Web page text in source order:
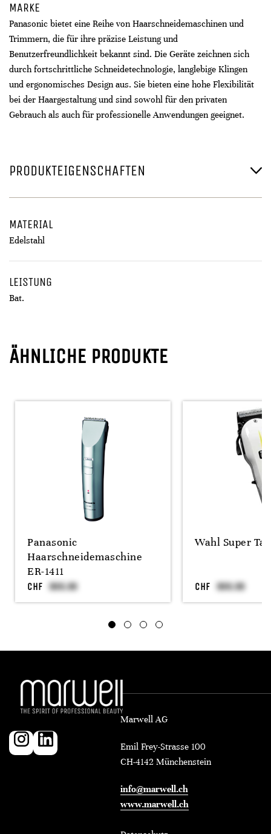
MARKE
Panasonic bietet eine Reihe von Haarschneidemaschinen und
Trimmern, die für ihre präzise Leistung und
Benutzerfreundlichkeit bekannt sind. Die Geräte zeichnen sich
durch fortschrittliche Schneidetechnologie, langlebige Klingen
und ergonomisches Design aus. Sie bieten eine hohe Flexibilität
bei der Haargestaltung und sind sowohl für den privaten
Gebrauch als auch für professionelle Anwendungen geeignet.
PRODUKTEIGENSCHAFTEN
MATERIAL
Edelstahl
LEISTUNG
Bat.
ÄHNLICHE PRODUKTE
Panasonic
Haarschneidemaschine
ER-1411
CHF
Wahl Super
CHF
Marwell AG
Emil Frey-Strasse 100
CH-4142 Münchenstein
info@marwell.ch
www.marwell.ch